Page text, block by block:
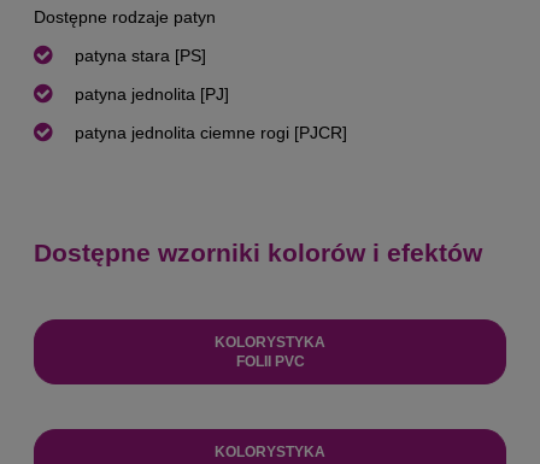
Dostępne rodzaje patyn
patyna stara [PS]
patyna jednolita [PJ]
patyna jednolita ciemne rogi [PJCR]
Dostępne wzorniki kolorów i efektów
KOLORYSTYKA
FOLII PVC
KOLORYSTYKA